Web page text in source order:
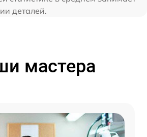
деталей.
мастера